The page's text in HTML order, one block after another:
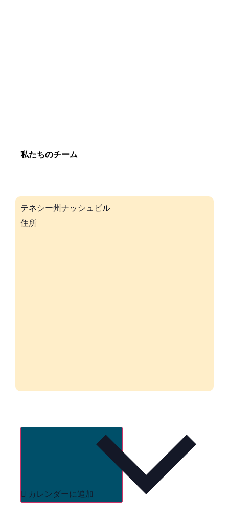
私たちのチーム
テネシー州ナッシュビル
住所
カレンダーに追加